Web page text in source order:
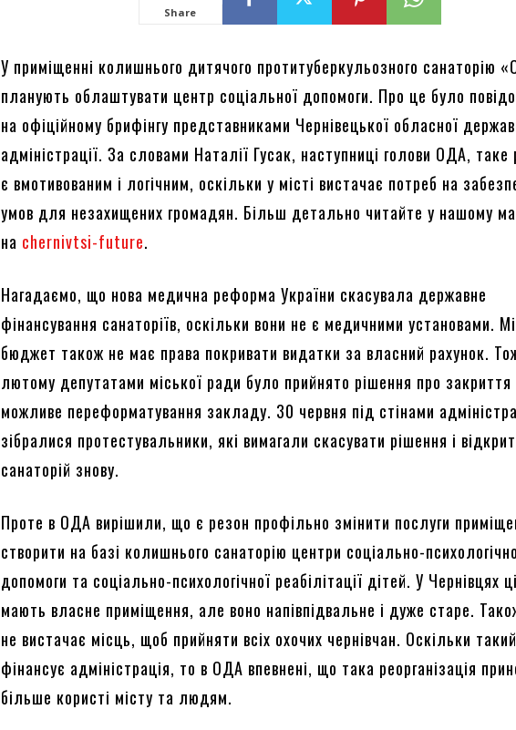
Share
У приміщенні колишнього дитячого протитуберкульозного санаторію
планують облаштувати центр соціальної допомоги. Про це було
на офіційному брифінгу представниками Чернівецької обласної
адміністрації. За словами Наталії Гусак, наступниці голови ОДА, таке
є вмотивованим і логічним, оскільки у місті вистачає потреб на
умов для незахищених громадян. Більш детально читайте у нашому
на chernivtsi-future.
Нагадаємо, що нова медична реформа України скасувала державне
фінансування санаторіїв, оскільки вони не є медичними установами.
бюджет також не має права покривати видатки за власний рахунок.
лютому депутатами міської ради було прийнято рішення про закриття
можливе переформатування закладу. 30 червня під стінами
зібралися протестувальники, які вимагали скасувати рішення і
санаторій знову.
Проте в ОДА вирішили, що є резон профільно змінити послуги
створити на базі колишнього санаторію центри соціально-
допомоги та соціально-психологічної реабілітації дітей. У Чернівцях
мають власне приміщення, але воно напівпідвальне і дуже старе.
не вистачає місць, щоб прийняти всіх охочих чернівчан. Оскільки
фінансує адміністрація, то в ОДА впевнені, що така реорганізація
більше користі місту та людям.